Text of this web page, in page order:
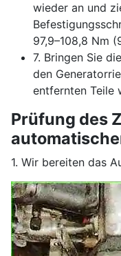
wieder an und
97,9–108,8 Nm
7. Bringen Sie
den
entfernten Teile
Prüfung des
1. Wir bereiten das